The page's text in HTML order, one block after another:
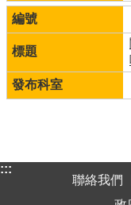
:::
聯絡我們